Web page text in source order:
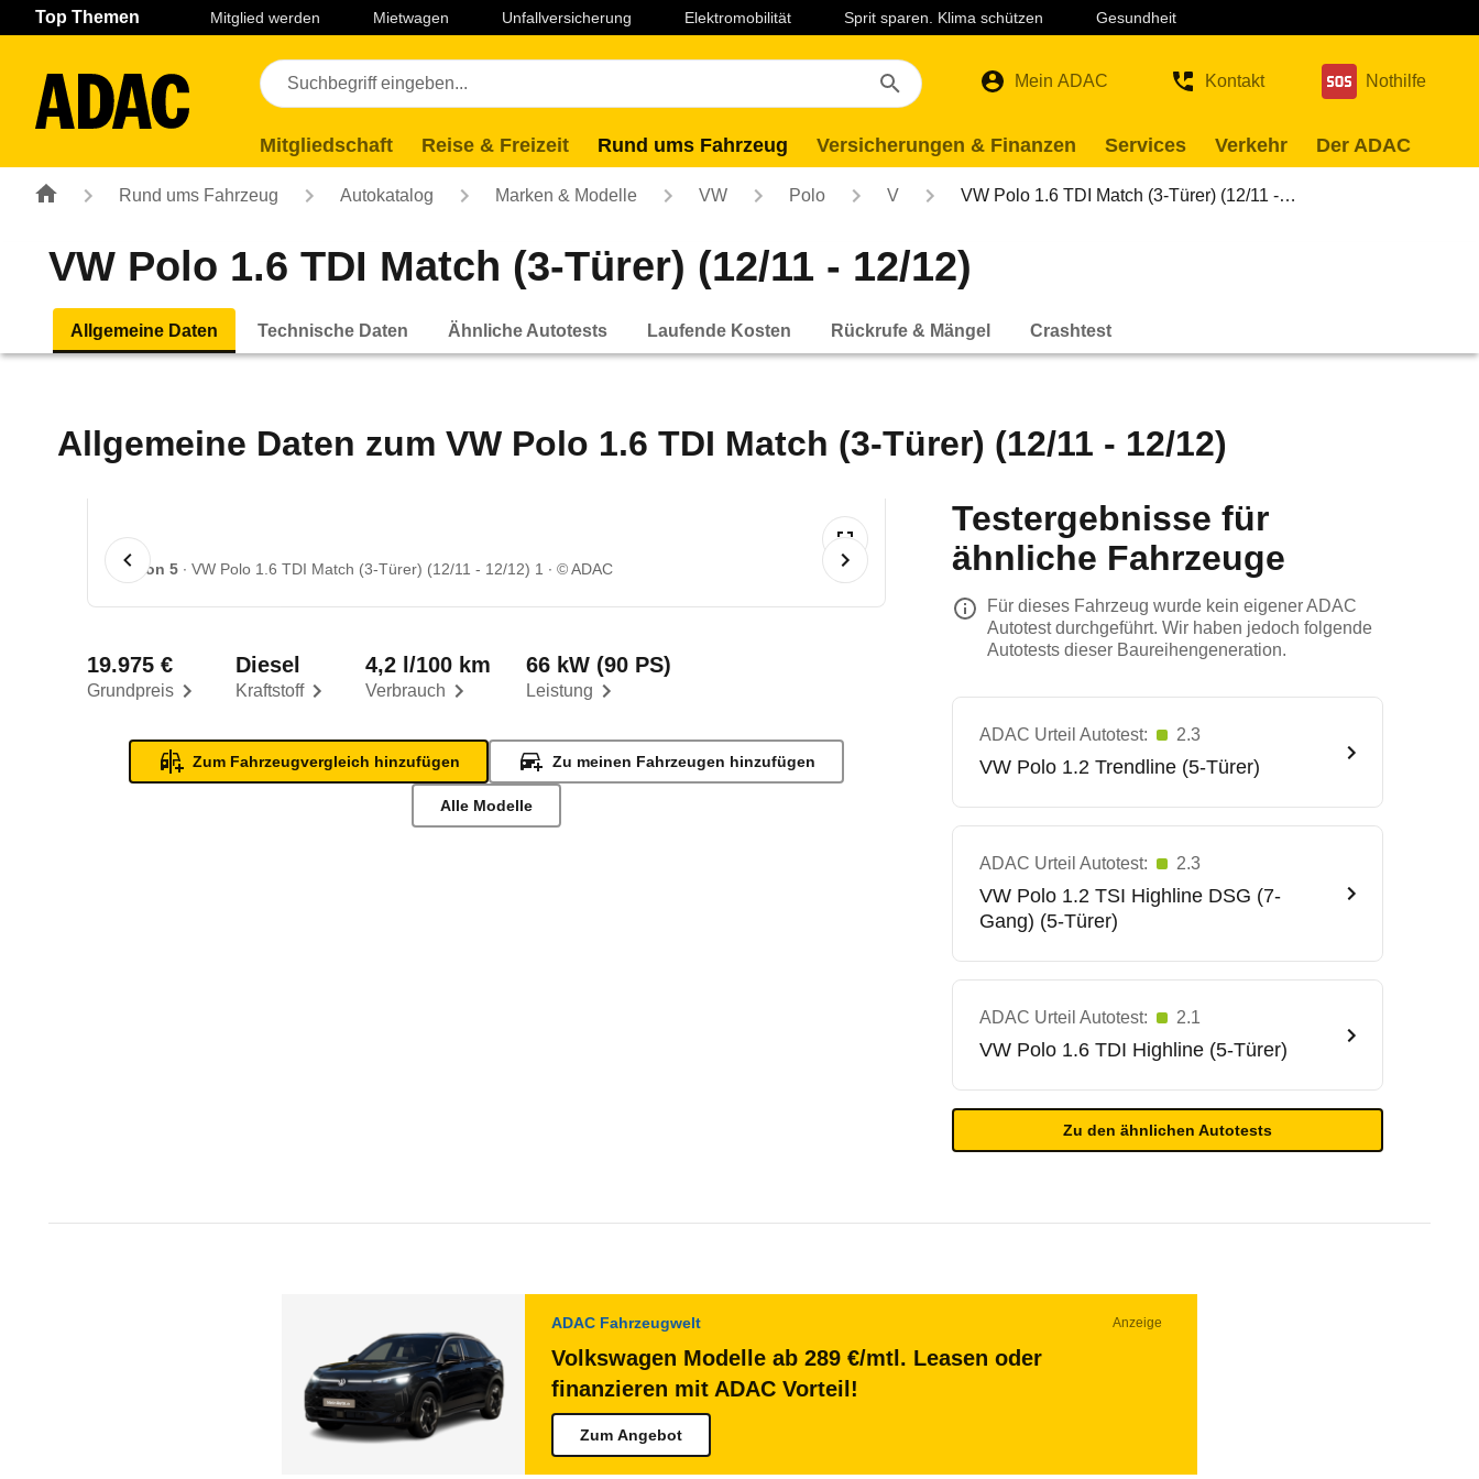
Navigation Seiteninhalt Fußzeile
Top Themen Mitglied werden Mietwagen Unfallversicherung Elektromobilität Sprit sparen. Klima schützen Gesundheit
Mein ADAC Kontakt Nothilfe
Mitgliedschaft Reise & Freizeit Rund ums Fahrzeug Versicherungen & Finanzen Services Verkehr Der ADAC
Rund ums Fahrzeug Autokatalog Marken & Modelle VW Polo V VW Polo 1.6 TDI Match (3-Türer) (12/11 -…
VW Polo 1.6 TDI Match (3-Türer) (12/11 - 12/12)
Allgemeine Daten Technische Daten Ähnliche Autotests Laufende Kosten Rückrufe & Mängel Crashtest
Allgemeine Daten zum VW Polo 1.6 TDI Match (3-Türer) (12/11 - 12/12)
1 von 5 VW Polo 1.6 TDI Match (3-Türer) (12/11 - 12/12) 1 © ADAC
Grundpreis
19.975 €
Kraftstoff
Diesel
Verbrauch
4,2 l/100 km
Leistung
66 kW (90 PS)
Zum Fahrzeugvergleich hinzufügen Zu meinen Fahrzeugen hinzufügen
Alle Modelle
Testergebnisse für
ähnliche Fahrzeuge
Für dieses Fahrzeug wurde kein eigener ADAC
Autotest durchgeführt. Wir haben jedoch folgende
Autotests dieser Baureihengeneration.
ADAC Urteil Autotest: 2.3
VW Polo 1.2 Trendline (5-Türer)
ADAC Urteil Autotest: 2.3
VW Polo 1.2 TSI Highline DSG (7-
Gang) (5-Türer)
ADAC Urteil Autotest: 2.1
VW Polo 1.6 TDI Highline (5-Türer)
Zu den ähnlichen Autotests
ADAC Fahrzeugwelt Anzeige
Volkswagen Modelle ab 289 €/mtl. Leasen oder
finanzieren mit ADAC Vorteil!
Zum Angebot